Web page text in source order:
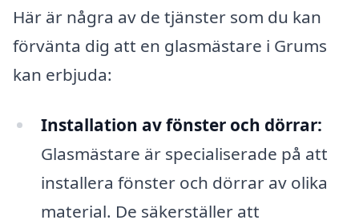
Här är några av de tjänster som du kan
förvänta dig att en glasmästare i Grums
kan erbjuda:
Installation av fönster och dörrar:
Glasmästare är specialiserade på att
installera fönster och dörrar av olika
material. De säkerställer att